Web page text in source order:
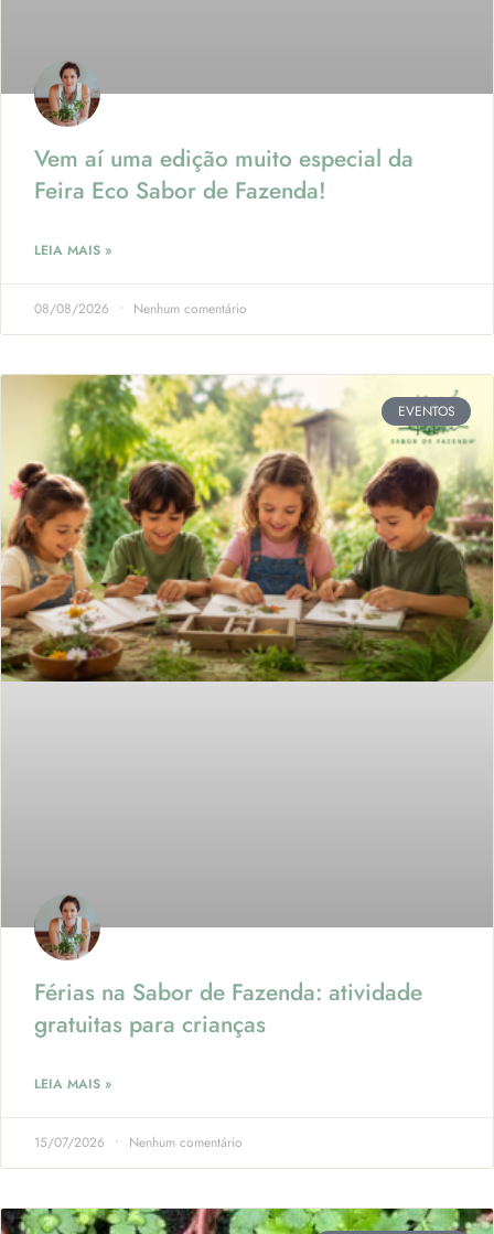
Vem aí uma edição muito especial da
Feira Eco Sabor de Fazenda!
LEIA MAIS »
08/08/2026 Nenhum comentário
EVENTOS
Férias na Sabor de Fazenda: atividade
gratuitas para crianças
LEIA MAIS »
15/07/2026 Nenhum comentário